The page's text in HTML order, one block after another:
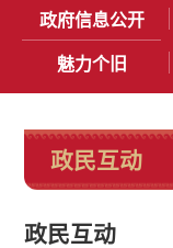
政府信息公开
魅力个旧
政民互动
政民互动